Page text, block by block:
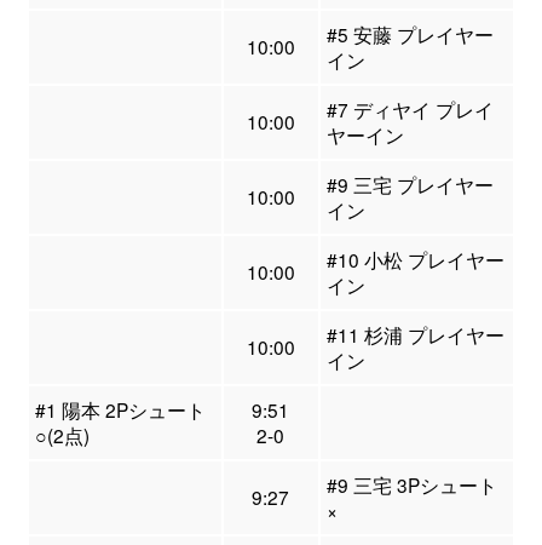
10:00
#5 安藤 プレイヤー
イン
10:00
#7 ディヤイ プレイ
ヤーイン
10:00
#9 三宅 プレイヤー
イン
10:00
#10 小松 プレイヤー
イン
10:00
#11 杉浦 プレイヤー
イン
#1 陽本 2Pシュート
○(2点)
9:51
2-0
9:27
#9 三宅 3Pシュート
×